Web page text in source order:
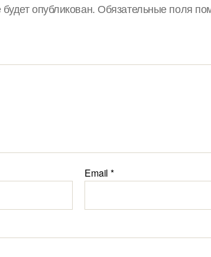
опубликован. Обязательные поля
Email*